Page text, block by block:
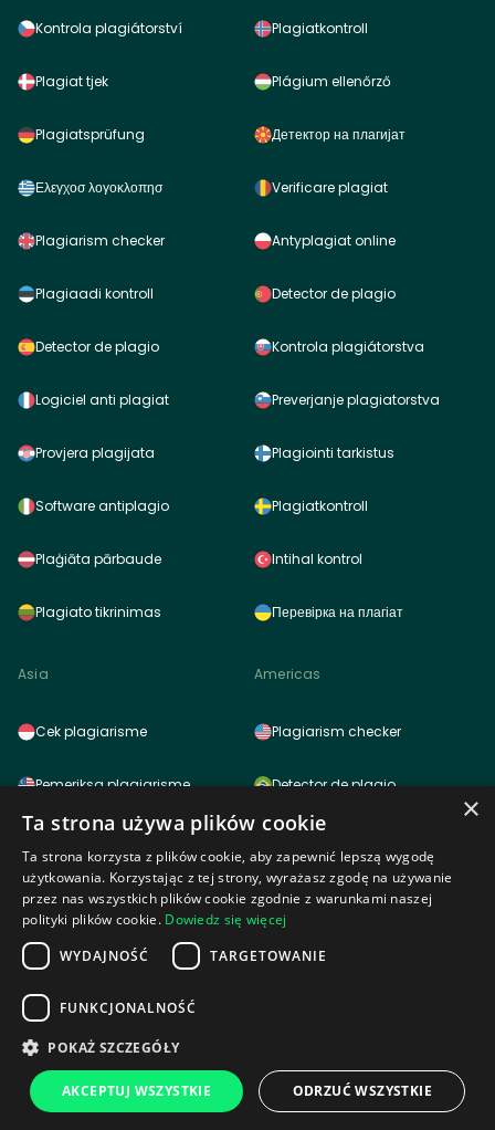
Kontrola plagiátorství
Plagiat tjek
Plagiatsprüfung
Ελεγχοσ λογοκλοπησ
Plagiarism checker
Plagiaadi kontroll
Detector de plagio
Logiciel anti plagiat
Provjera plagijata
Software antiplagio
Plaģiāta pārbaude
Plagiato tikrinimas
Plagiatkontroll
Plágium ellenőrző
Детектор на плагијат
Verificare plagiat
Antyplagiat online
Detector de plagio
Kontrola plagiátorstva
Preverjanje plagiatorstva
Plagiointi tarkistus
Plagiatkontroll
Intihal kontrol
Перевірка на плагіат
Asia
Cek plagiarisme
Pemeriksa plagiarisme
साहित्यिक चोरी (प्लेजरिज़म) चेकर
雷同检测功能
표절검사
剽窃チェッカー
Plagiarism checker tagalog
Americas
Plagiarism checker
Detector de plagio
Logiciel anti plagiat
×
Ta strona używa plików cookie
Ta strona korzysta z plików cookie, aby zapewnić lepszą wygodę
użytkowania. Korzystając z tej strony, wyrażasz zgodę na używanie
przez nas wszystkich plików cookie zgodnie z warunkami naszej
polityki plików cookie. Dowiedz się więcej
WYDAJNOŚĆ
TARGETOWANIE
FUNKCJONALNOŚĆ
POKAŻ SZCZEGÓŁY
AKCEPTUJ WSZYSTKIE ODRZUĆ WSZYSTKIE